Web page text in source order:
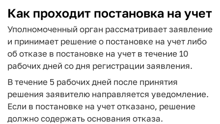
Как проходит постановка на учет
Уполномоченный орган рассматривает заявление
и принимает решение о постановке на учет либо
об отказе в постановке на учет в течение 10
рабочих дней со дня регистрации заявления.
В течение 5 рабочих дней после принятия
решения заявителю направляется уведомление.
Если в постановке на учет отказано, решение
должно содержать основания отказа.